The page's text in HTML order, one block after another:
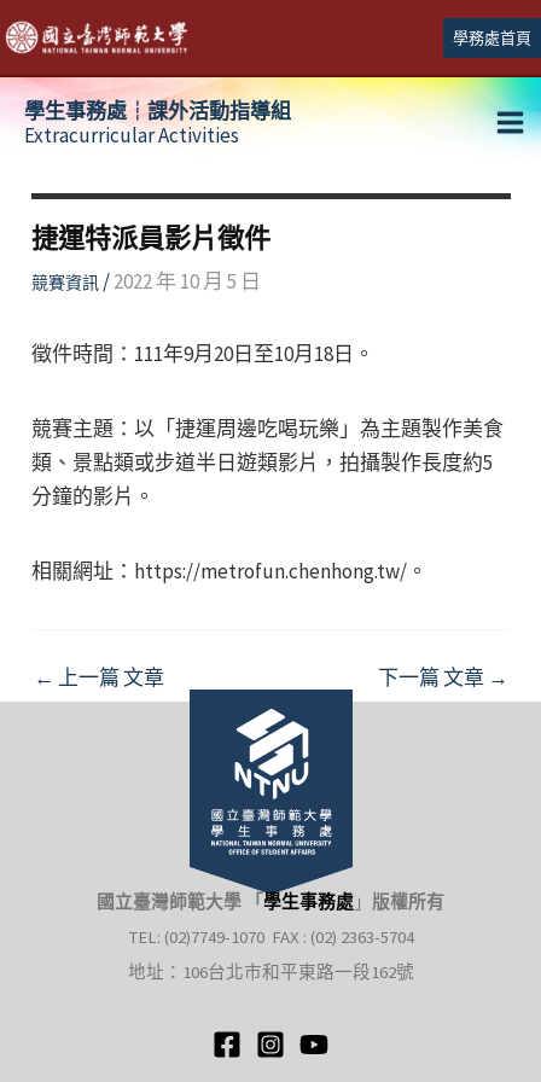
跳
至
主
學務處首頁
學生事務處┆課外活動指導組
Extracurricular Activities
捷運特派員影片徵件
競賽資訊/2022 年 10 月 5 日
徵件時間：111年9月20日至10月18日。
競賽主題：以「捷運周邊吃喝玩樂」為主題製作美食
類、景點類或步道半日遊類影片，拍攝製作長度約5
分鐘的影片。
相關網址：https://metrofun.chenhong.tw/。
Post
navigation
← 上一篇 文章 下一篇 文章 →
國立臺灣師範大學 「 學生事務處 」 版權所有
TEL: (02)7749-1070 FAX : (02) 2363-5704
地址：106台北市和平東路一段162號